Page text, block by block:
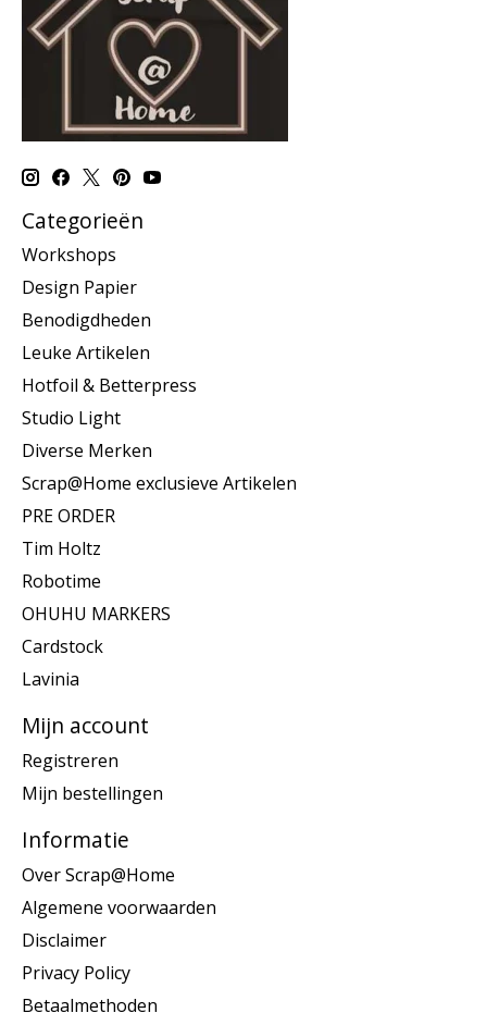
Categorieën
Workshops
Design Papier
Benodigdheden
Leuke Artikelen
Hotfoil & Betterpress
Studio Light
Diverse Merken
Scrap@Home exclusieve Artikelen
PRE ORDER
Tim Holtz
Robotime
OHUHU MARKERS
Cardstock
Lavinia
Mijn account
Registreren
Mijn bestellingen
Informatie
Over Scrap@Home
Algemene voorwaarden
Disclaimer
Privacy Policy
Betaalmethoden